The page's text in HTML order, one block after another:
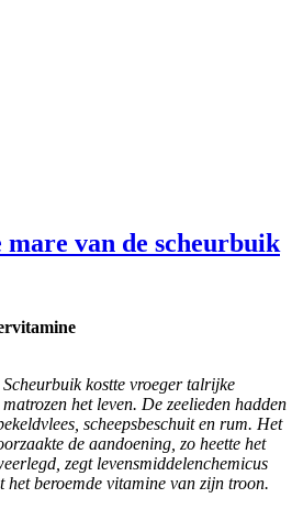
van de scheurbuik
Scheurbuik kostte vroeger talrijke
matrozen het leven. De zeelieden hadden
scheepsbeschuit en rum. Het
de aandoening, zo heette het
zegt levensmiddelenchemicus
beroemde vitamine van zijn troon.